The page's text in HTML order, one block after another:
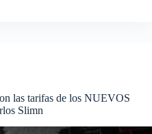
las tarifas de los NUEVOS
Slimn